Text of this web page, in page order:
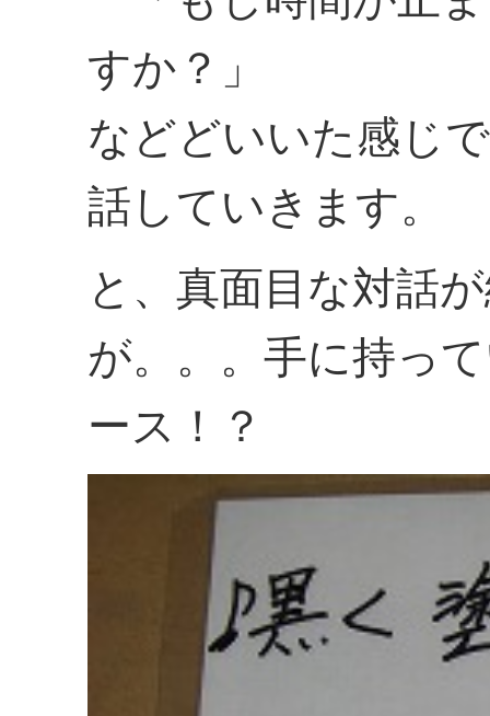
すか？」
などどいいた感じ
話していきます。
と、真面目な対話
が。。。手に持っ
ース！？